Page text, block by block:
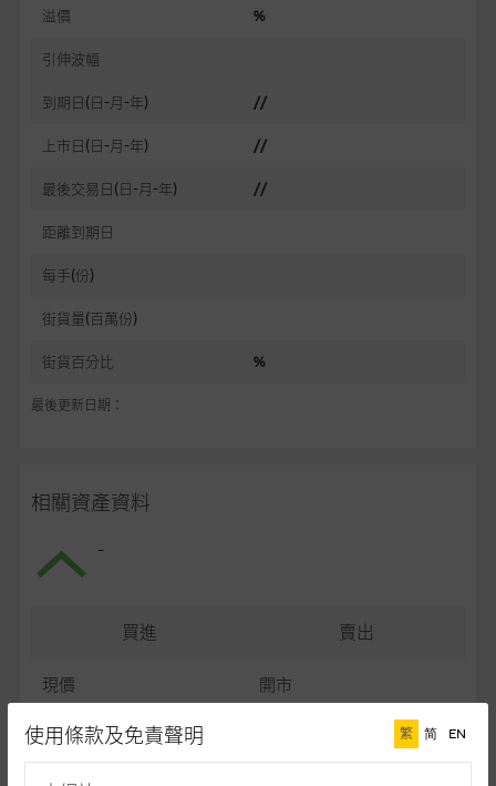
溢價 %
引伸波幅
到期日(日-月-年) //
上市日(日-月-年) //
最後交易日(日-月-年) //
距離到期日
每手(份)
街貨量(百萬份)
街貨百分比 %
最後更新日期：
相關資產資料
-
買進 賣出
現價 開市
最高
使用條款及免責聲明 繁 简 EN